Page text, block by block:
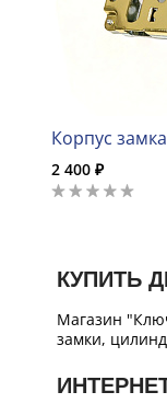
Корпус
2 400 ₽
КУПИТЬ
Магазин
замки,